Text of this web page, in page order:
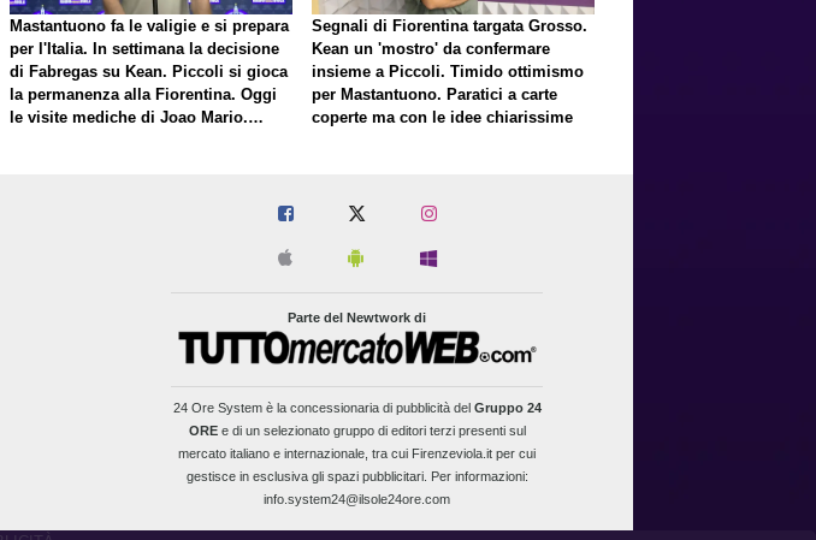
Mastantuono fa le valigie e si prepara
per l'Italia. In settimana la decisione
di Fabregas su Kean. Piccoli si gioca
la permanenza alla Fiorentina. Oggi
le visite mediche di Joao Mario.
Segnali di Fiorentina targata Grosso.
Kean un 'mostro' da confermare
insieme a Piccoli. Timido ottimismo
per Mastantuono. Paratici a carte
coperte ma con le idee chiarissime
Parte del Newtwork di
24 Ore Systemè la concessionaria di pubblicità del Gruppo 24
OREe di un selezionato gruppo di editori terzi presenti sul
mercato italiano e internazionale, tra cui Firenzeviola.it per cui
gestisce in esclusiva gli spazi pubblicitari. Per informazioni:
info.system24@ilsole24ore.com